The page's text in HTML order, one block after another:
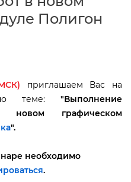
Полигон
приглашаем Вас на
теме: "ыполнение
графическом
".
необходимо
.